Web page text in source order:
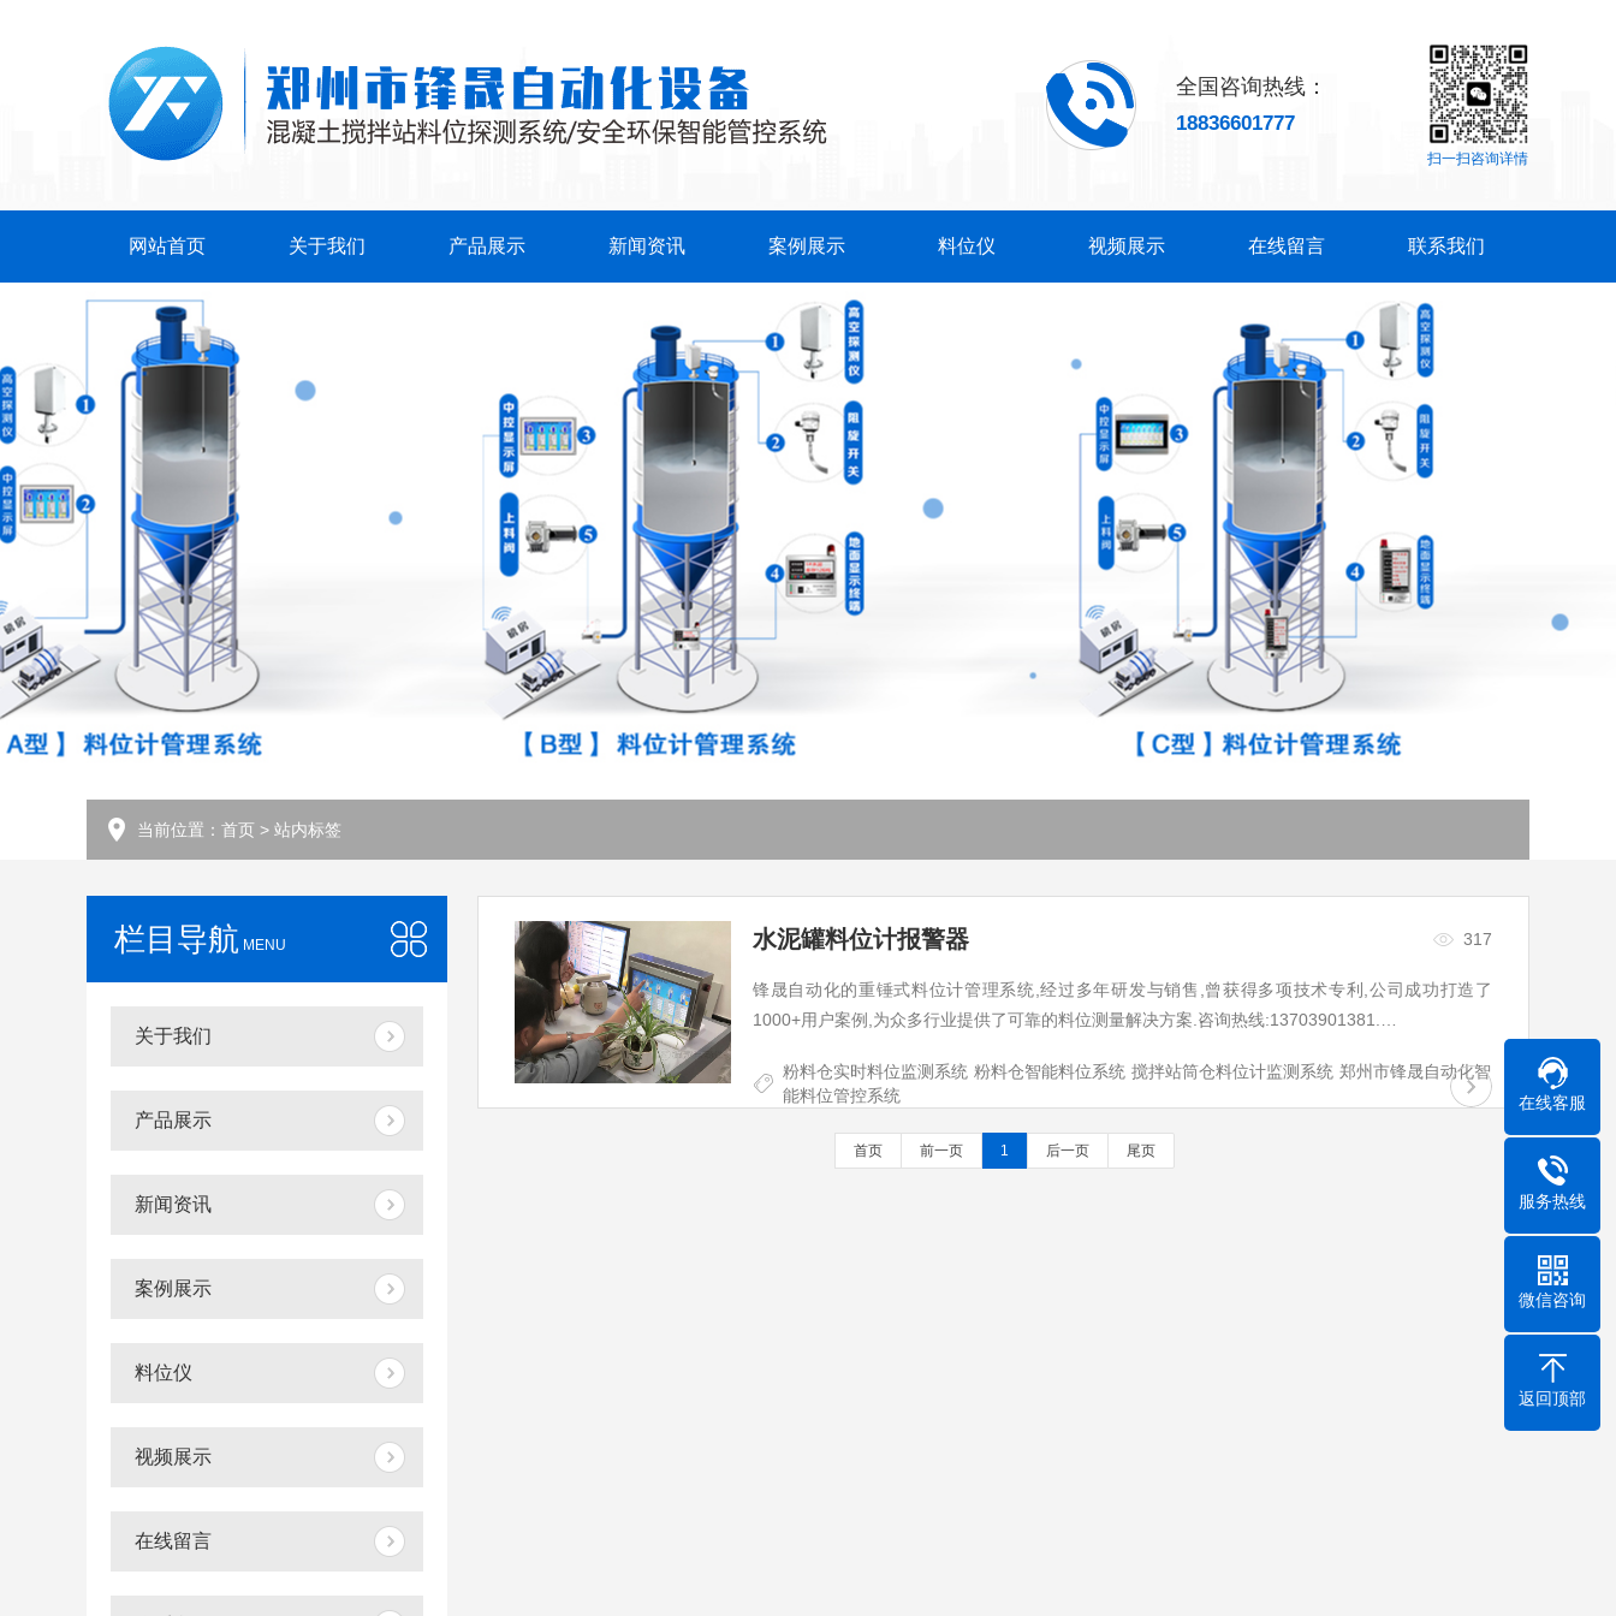
扫一扫咨询详情
全国咨询热线：
18836601777
网站首页 关于我们 产品展示 新闻资讯 案例展示 料位仪 视频展示 在线留言 联系我们
当前位置： 首页 > 站内标签
栏目导航 MENU
关于我们
产品展示
新闻资讯
案例展示
料位仪
视频展示
在线留言
水泥罐料位计报警器 317
锋晟自动化的重锤式料位计管理系统,经过多年研发与销售,曾获得多项技术专利,公司成功打造了
1000+用户案例,为众多行业提供了可靠的料位测量解决方案.咨询热线:13703901381.…
粉料仓实时料位监测系统 粉料仓智能料位系统 搅拌站筒仓料位计监测系统 郑州市锋晟自动化智
能料位管控系统
首页 前一页 1 后一页 尾页
在线客服
服务热线
微信咨询
返回顶部